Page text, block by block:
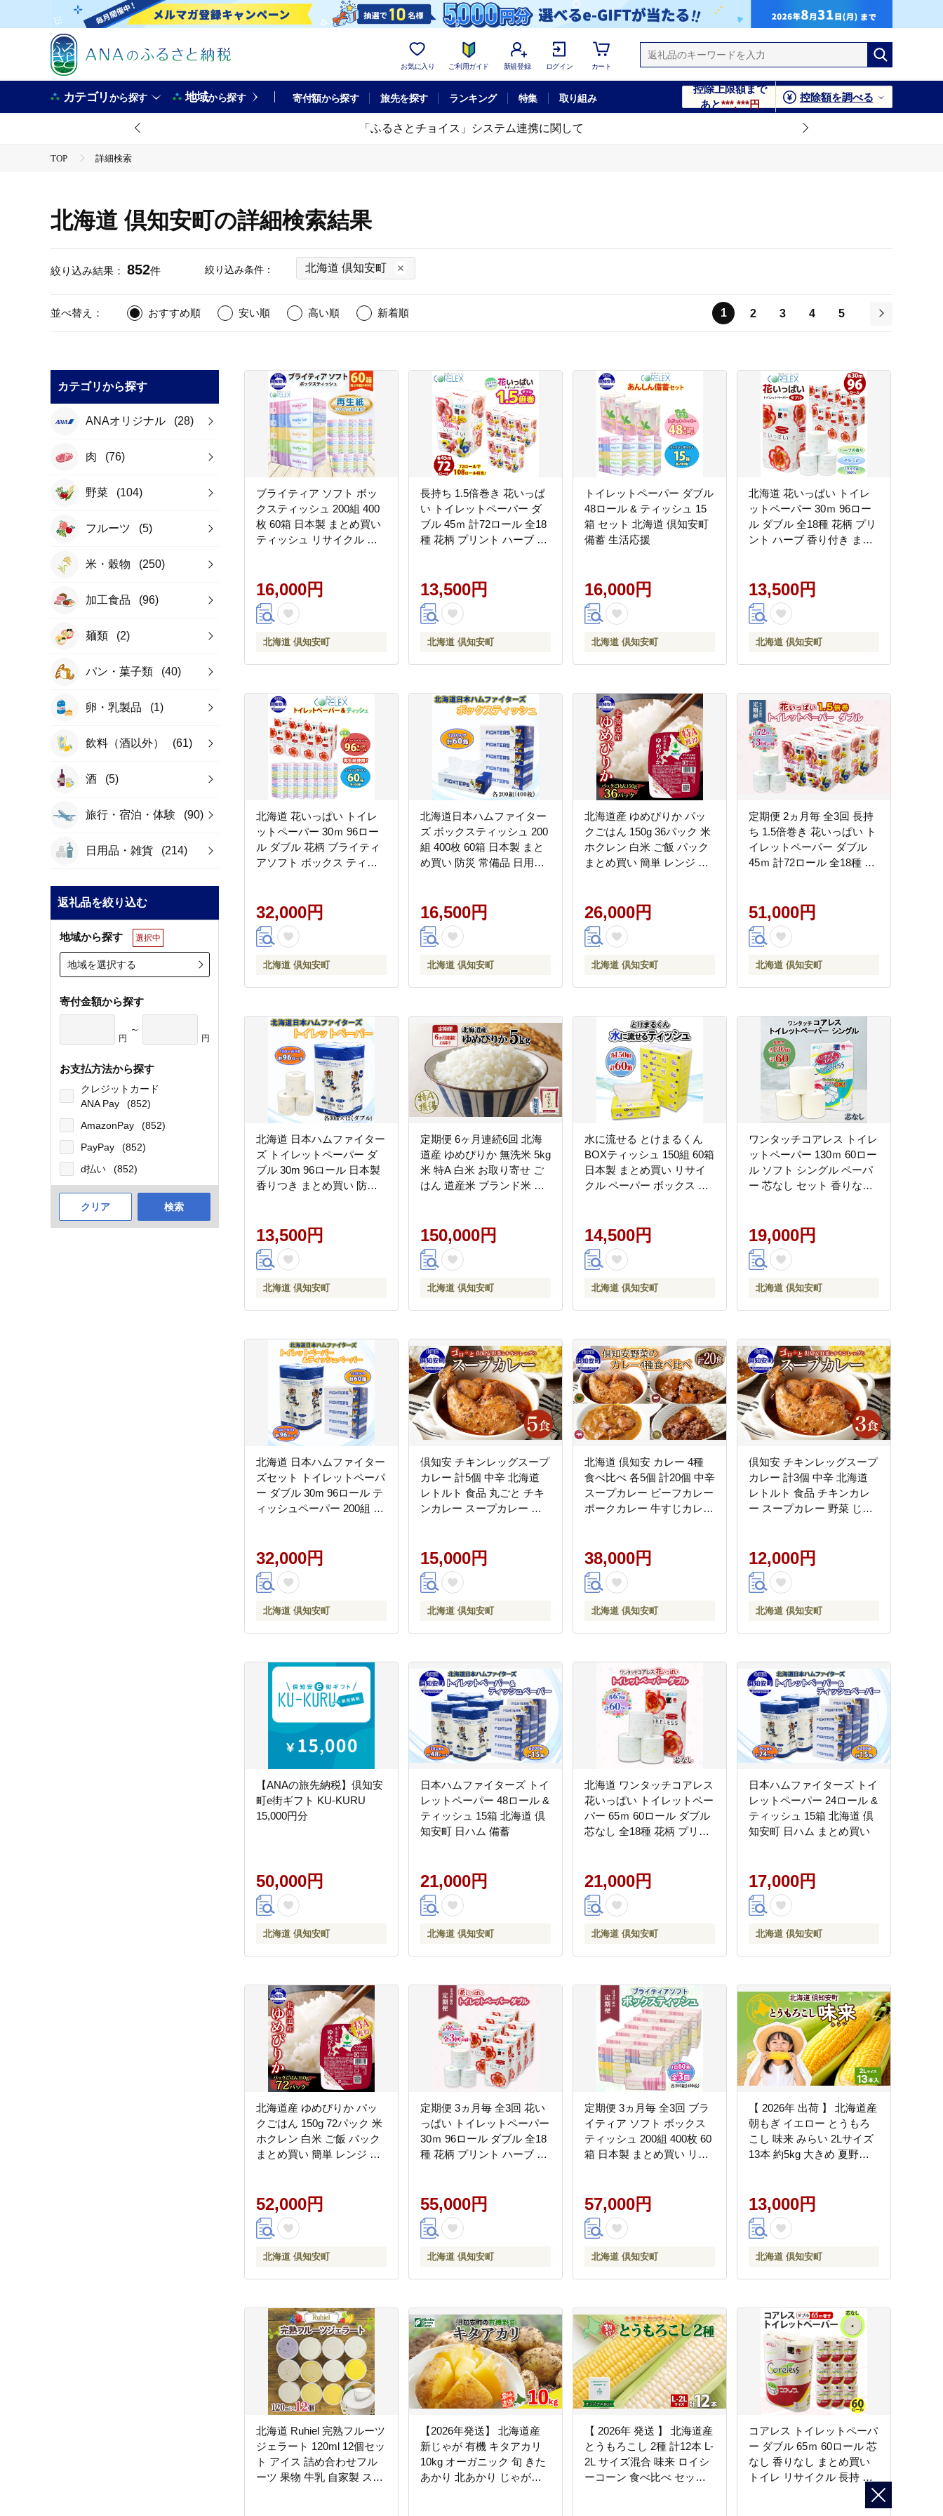
お気に入り ご利用ガイド 新規登録 ログイン カート
カテゴリから探す 地域から探す 寄付額から探す 旅先を探す ランキング 特集 取り組み
控除上限額まで
あと***,***円
控除額を調べる
「ふるさとチョイス」システム連携に関して
TOP 詳細検索
北海道 倶知安町の詳細検索結果
絞り込み結果： 852件 絞り込み条件： 北海道 倶知安町
並べ替え： おすすめ順 安い順 高い順 新着順 1 2 3 4
5
カテゴリから探す
ANAオリジナル (28)
肉 (76)
野菜 (104)
フルーツ (5)
米・穀物 (250)
加工食品 (96)
麺類 (2)
パン・菓子類 (40)
卵・乳製品 (1)
飲料（酒以外） (61)
酒 (5)
旅行・宿泊・体験 (90)
日用品・雑貨 (214)
返礼品を絞り込む
地域から探す 選択中
地域を選択する
寄付金額から探す
円
～
円
お支払方法から探す
クレジットカード
ANA Pay
(852)
AmazonPay
(852)
PayPay
(852)
d払い
(852)
クリア 検索
ブライティア ソフト ボッ
クスティッシュ 200組 400
枚 60箱 日本製 まとめ買い
ティッシュ リサイクル 長
パー 紙 北海道 倶知安町 日
用品
16,000円
北海道 倶知安町
長持ち 1.5倍巻き 花いっぱ
い トイレットペーパー ダ
ブル 45ｍ 計72ロール 全18
種 花柄 プリント ハーブ 香
日用雑貨 消耗品 備蓄 送料
無料 北海道 倶知安町 日用
品
13,500円
北海道 倶知安町
トイレットペーパー ダブル
48ロール & ティッシュ 15
箱 セット 北海道 倶知安町
備蓄 生活応援
16,000円
北海道 倶知安町
北海道 花いっぱい トイレ
ットペーパー 30ｍ 96ロー
ル ダブル 全18種 花柄 プリ
ント ハーブ 香り付き まと
雑貨 消耗品 備蓄 日用品 生
活必需品 倶知安町 福祉用
品 フェイシャルティシュ
13,500円
北海道 倶知安町
北海道 花いっぱい トイレ
ットペーパー 30ｍ 96ロー
ル ダブル 花柄 ブライティ
アソフト ボックス ティッ
め買い リサイクル 消耗品
生活必需品 備蓄 送料無料
倶知安町 日用品
32,000円
北海道 倶知安町
北海道日本ハムファイター
ズ ボックスティッシュ 200
組 400枚 60箱 日本製 まと
め買い 防災 常備品 日用雑
シュ ペーパー 倶知安町 ト
イレ
16,500円
北海道 倶知安町
北海道産 ゆめぴりか パッ
クごはん 150g 36パック 米
ホクレン 白米 ご飯 パック
まとめ買い 簡単 レンジ 仕
はんパック
26,000円
北海道 倶知安町
定期便 2ヵ月毎 全3回 長持
ち 1.5倍巻き 花いっぱい ト
イレットペーパー ダブル
45ｍ 計72ロール 全18種 花
常備品 ペーパー 消耗品 備
蓄 送料無料 北海道 倶知安
町 日用品
51,000円
北海道 倶知安町
北海道 日本ハムファイター
ズ トイレットペーパー ダ
ブル 30m 96ロール 日本製
香りつき まとめ買い 防災
耗品 生活必需品 備蓄 日ハ
ム ファイターズ 倶知安町
13,500円
北海道 倶知安町
定期便 6ヶ月連続6回 北海
道産 ゆめぴりか 無洗米 5kg
米 特A 白米 お取り寄せ ご
はん 道産米 ブランド米 半
【定期便・お米・ゆめぴり
か・精米】
150,000円
北海道 倶知安町
水に流せる とけまるくん
BOXティッシュ 150組 60箱
日本製 まとめ買い リサイ
クル ペーパー ボックス 防
ト キャンプ 倶知安町 日用
品
14,500円
北海道 倶知安町
ワンタッチコアレス トイレ
ットペーパー 130ｍ 60ロー
ル ソフト シングル ペーパ
ー 芯なし セット 香りなし
蓄 ペーパー 北海道 倶知安
町 日用品
19,000円
北海道 倶知安町
北海道 日本ハムファイター
ズセット トイレットペーパ
ー ダブル 30m 96ロール テ
ィッシュペーパー 200組 60
生活必需品 備蓄 ペーパー
日ハム ファイターズ 倶知
安町
32,000円
北海道 倶知安町
倶知安 チキンレッグスープ
カレー 計5個 中辛 北海道
レトルト 食品 丸ごと チキ
ンカレー スープカレー 野
15,000円
北海道 倶知安町
北海道 倶知安 カレー 4種
食べ比べ 各5個 計20個 中辛
スープカレー ビーフカレー
ポークカレー 牛すじカレー
簡単調理
38,000円
北海道 倶知安町
倶知安 チキンレッグスープ
カレー 計3個 中辛 北海道
レトルト 食品 チキンカレ
ー スープカレー 野菜 じゃ
12,000円
北海道 倶知安町
【ANAの旅先納税】倶知安
町e街ギフト KU-KURU
15,000円分
50,000円
北海道 倶知安町
日本ハムファイターズ トイ
レットペーパー 48ロール &
ティッシュ 15箱 北海道 倶
知安町 日ハム 備蓄
21,000円
北海道 倶知安町
北海道 ワンタッチコアレス
花いっぱい トイレットペー
パー 65ｍ 60ロール ダブル
芯なし 全18種 花柄 プリン
品 生活必需品 備蓄 倶知安
町 日用品
21,000円
北海道 倶知安町
日本ハムファイターズ トイ
レットペーパー 24ロール &
ティッシュ 15箱 北海道 倶
知安町 日ハム まとめ買い
17,000円
北海道 倶知安町
北海道産 ゆめぴりか パッ
クごはん 150g 72パック 米
ホクレン 白米 ご飯 パック
まとめ買い 簡単 レンジ 仕
めぴりか・加工食品・惣
菜・レトルト・ごはんパッ
ク】
52,000円
北海道 倶知安町
定期便 3ヵ月毎 全3回 花い
っぱい トイレットペーパー
30ｍ 96ロール ダブル 全18
種 花柄 プリント ハーブ 香
日用雑貨 消耗品 生活必需
品 備蓄 北海道 倶知安町 花
の香り お花
55,000円
北海道 倶知安町
定期便 3ヵ月毎 全3回 ブラ
イティア ソフト ボックス
ティッシュ 200組 400枚 60
箱 日本製 まとめ買い リサ
備蓄 ペーパー 紙 北海道 倶
知安町 日用品
57,000円
北海道 倶知安町
【 2026年 出荷 】 北海道産
朝もぎ イエロー とうもろ
こし 味来 みらい 2Lサイズ
13本 約5kg 大きめ 夏野菜
ーン 産直 グリーンアース
ファーム スイートコーン
13,000円
北海道 倶知安町
北海道 Ruhiel 完熟フルーツ
ジェラート 120ml 12個セッ
ト アイス 詰め合わせフル
ーツ 果物 牛乳 自家製 スイ
【2026年発送】 北海道産
新じゃが 有機 キタアカリ
10kg オーガニック 旬 きた
あかり 北あかり じゃがい
【 2026年 発送 】 北海道産
とうもろこし 2種 計12本 L-
2L サイズ混合 味来 ロイシ
ーコーン 食べ比べ セット
コアレス トイレットペーパ
ー ダブル 65ｍ 60ロール 芯
なし 香りなし まとめ買い
トイレ リサイクル 長持 防
災 常備品 日用雑貨 消耗品
生活必需品 備蓄 ペーパー